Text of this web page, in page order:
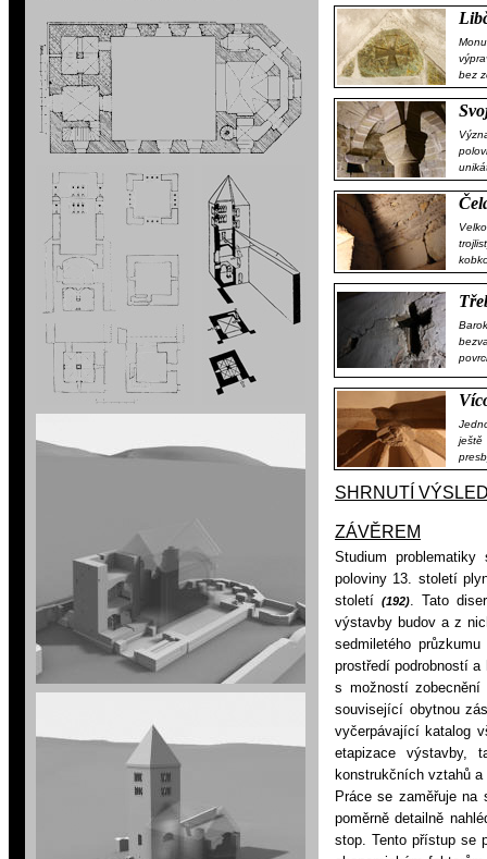
bez
ještě
SHRNUTÍ
ZÁVĚREM
Studium
poloviny 13. století
století (192). Tato
výstavby budov a z
sedmiletého
prostředí podrobností a
s možností
související obytnou
vyčerpávající katalog
etapizace výstavby,
konstrukčních vztahů
Práce se zaměřuje na
poměrně detailně
stop. Tento přístup se